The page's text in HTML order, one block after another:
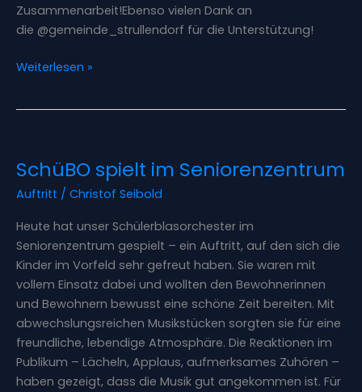
Zusammenarbeit!Ebenso vielen Dank an
die @gemeinde_strullendorf für die Unterstützung!
Weiterlesen »
SchüBO spielt im Seniorenzentrum
Auftritt / Christof Seibold
Heute hat unser Schülerblasorchester im
Seniorenzentrum gespielt – ein Auftritt, auf den sich die
Kinder im Vorfeld sehr gefreut haben. Sie waren mit
vollem Einsatz dabei und wollten den Bewohnerinnen
und Bewohnern bewusst eine schöne Zeit bereiten. Mit
abwechslungsreichen Musikstücken sorgten sie für eine
freundliche, lebendige Atmosphäre. Die Reaktionen im
Publikum – Lächeln, Applaus, aufmerksames Zuhören –
haben gezeigt, dass die Musik gut angekommen ist. Für
spielt
im